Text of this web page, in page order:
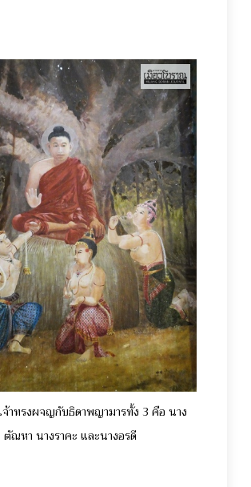
าทรงผจญกับธิดาพญามารทั้ง 3 คือ นาง
ตัณหา นางราคะ และนางอรดี